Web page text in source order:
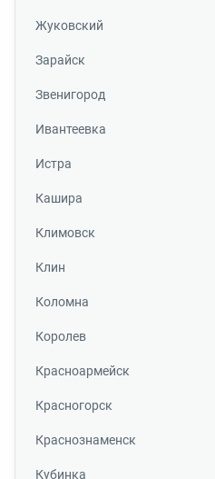
Жуковский
Зарайск
Звенигород
Ивантеевка
Истра
Кашира
Климовск
Клин
Коломна
Королев
Красноармейск
Красногорск
Краснознаменск
Кубинка